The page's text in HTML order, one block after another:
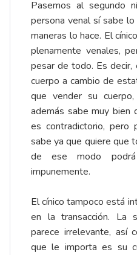
Pasemos al segundo
persona venal sí sabe
maneras lo hace. El
plenamente venales,
pesar de todo. Es decir,
cuerpo a cambio de
que vender su
además sabe muy bien
es contradictorio, pero
sabe ya que quiere que
de ese modo
impunemente.
El cínico tampoco está
en la transacción. La
parece irrelevante, así
que le importa es su